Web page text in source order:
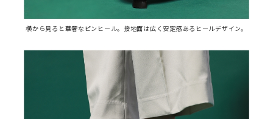
横から見ると華奢なピンヒール。接地面は広く安定感あるヒールデザイン。